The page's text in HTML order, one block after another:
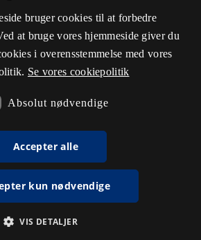
bruger cookies til at forbedre
at bruge vores hjemmeside giver du
i overensstemmelse med vores
Se vores cookiepolitik
Absolut nødvendige
Accepter alle
kun nødvendige
VIS DETALJER